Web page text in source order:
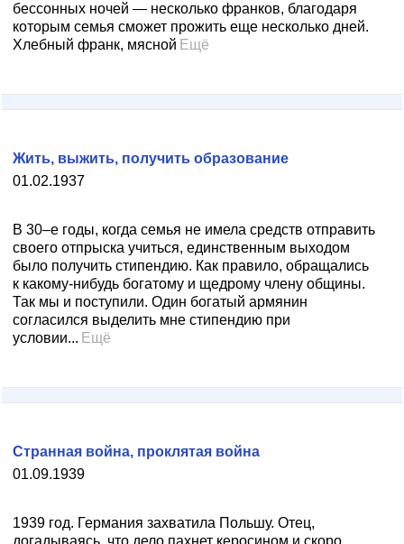
бессонных ночей — несколько франков, благодаря
которым семья сможет прожить еще несколько дней.
Хлебный франк, мясной Ещё
01.02.1937
Жить, выжить, получить образование
В 30–е годы, когда семья не имела средств отправить
своего отпрыска учиться, единственным выходом
было получить стипендию. Как правило, обращались
к какому-нибудь богатому и щедрому члену общины.
Так мы и поступили. Один богатый армянин
согласился выделить мне стипендию при
условии... Ещё
01.09.1939
Странная война, проклятая война
1939 год. Германия захватила Польшу. Отец,
догадываясь, что дело пахнет керосином и скоро